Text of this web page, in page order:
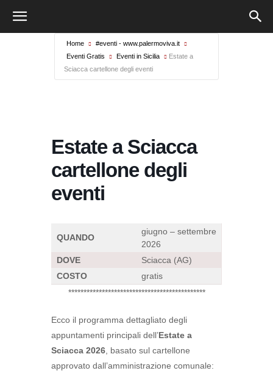
Home
#eventi - www.palermoviva.it
Eventi Gratis
Eventi in Sicilia
Estate a
Sciacca cartellone degli eventi
Estate a Sciacca
cartellone degli
eventi
QUANDO
giugno – settembre
2026
DOVE
Sciacca (AG)
COSTO
gratis
*********************************************
Ecco il programma dettagliato degli
appuntamenti principali dell’Estate a
Sciacca 2026 , basato sul cartellone
approvato dall’amministrazione comunale: